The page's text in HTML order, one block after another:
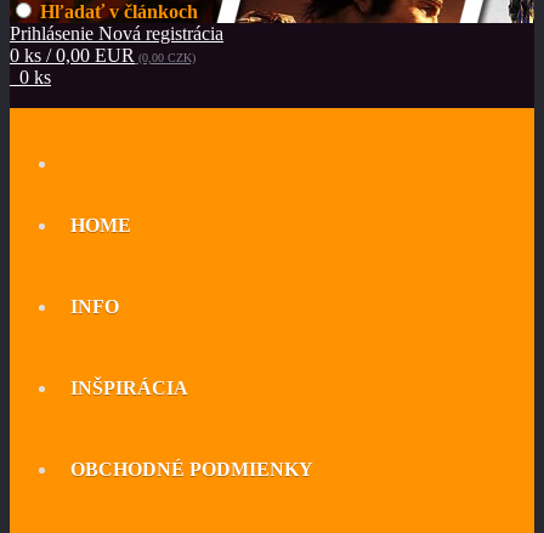
Hľadať v článkoch
Prihlásenie Nová registrácia
0 ks / 0,00 EUR (0,00 CZK)
0 ks
HOME
INFO
INŠPIRÁCIA
OBCHODNÉ PODMIENKY